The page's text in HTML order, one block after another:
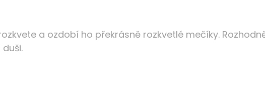
a ozdobí ho překrásně rozkvetlé mečíky.